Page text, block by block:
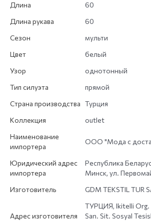
Длина
60
Длина рукава
60
Сезон
мульти
Цвет
белый
Узор
однотонный
Тип силуэта
прямой
Страна производства Турция
Коллекция
outlet
Наименование
импортера
ООО "Мода с
Юридический адрес
импортера
Республика
Минск, ул.
Изготовитель
GDM TEKSTIL TUR
Адрес изготовителя
ТУРЦИЯ, Ikitelli Org.
San. Sit. Sosyal